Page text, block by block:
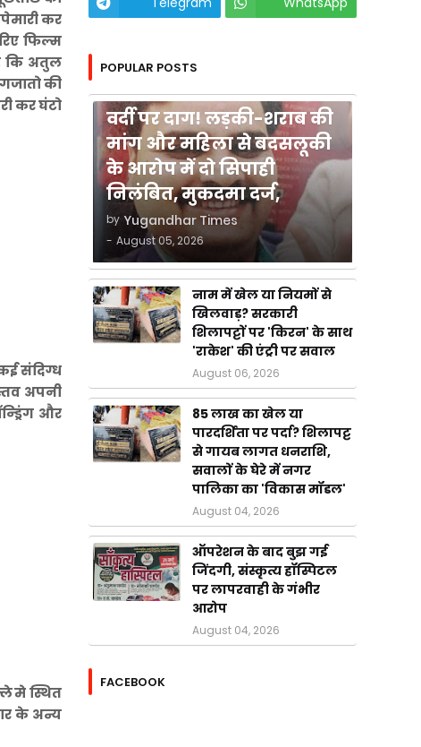
कर
फिल्म
कि अतुल
की
कर घंटो
संदिग्ध
अपनी
और
मे स्थित
के अन्य
POPULAR POSTS
वर्दी पर दाग! लड़की-शराब की
मांग और महिला से बदसलूकी
के आरोप में दो सिपाही
निलंबित, मुकदमा दर्ज,
by Yugandhar Times
- August 05, 2026
नाम में खेल या नियमों से
खिलवाड़? सरकारी
शिलापट्टों पर 'किरन' के साथ
'राकेश' की एंट्री पर सवाल
August 06, 2026
85 लाख का खेल या
पारदर्शिता पर पर्दा? शिलापट्ट
से गायब लागत धनराशि,
सवालों के घेरे में नगर
पालिका का 'विकास मॉडल'
August 04, 2026
ऑपरेशन के बाद बुझ गई
जिंदगी, संस्कृत्य हॉस्पिटल
पर लापरवाही के गंभीर
आरोप
August 04, 2026
FACEBOOK